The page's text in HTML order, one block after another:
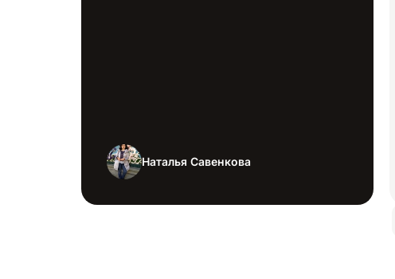
Наталья Савенкова